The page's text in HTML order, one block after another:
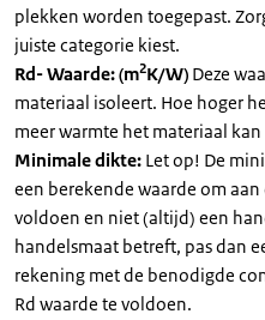
plekken worden toegepast.
juiste categorie kiest.
Rd- Waarde: (m2K/W) Deze
materiaal isoleert. Hoe hoger
meer warmte het materiaal
Minimale dikte: Let op! De
een berekende waarde om
voldoen en niet (altijd) een
handelsmaat betreft, pas dan
rekening met de benodigde
Rd waarde te voldoen.